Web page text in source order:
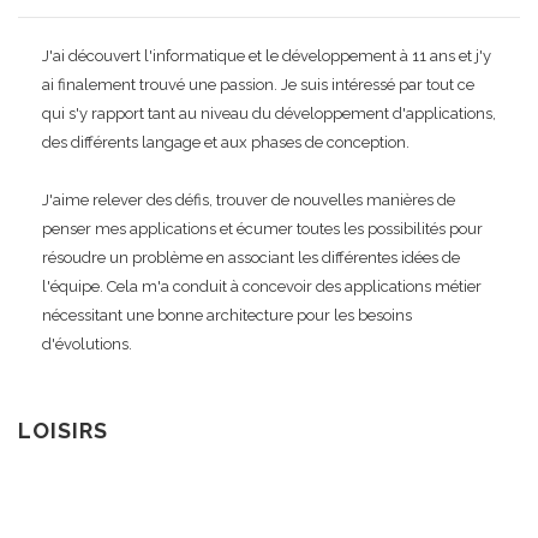
J'ai découvert l'informatique et le développement à 11 ans et j'y
ai finalement trouvé une passion. Je suis intéressé par tout ce
qui s'y rapport tant au niveau du développement d'applications,
des différents langage et aux phases de conception.
J'aime relever des défis, trouver de nouvelles manières de
penser mes applications et écumer toutes les possibilités pour
résoudre un problème en associant les différentes idées de
l'équipe. Cela m'a conduit à concevoir des applications métier
nécessitant une bonne architecture pour les besoins
d'évolutions.
LOISIRS